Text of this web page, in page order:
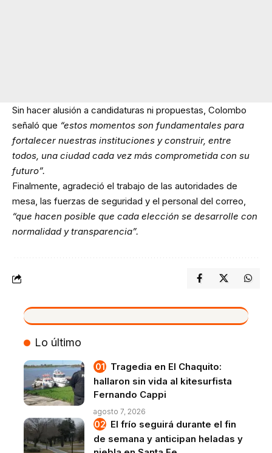
Sin hacer alusión a candidaturas ni propuestas, Colombo
señaló que “estos momentos son fundamentales para
fortalecer nuestras instituciones y construir, entre
todos, una ciudad cada vez más comprometida con su
futuro”.
Finalmente, agradeció el trabajo de las autoridades de
mesa, las fuerzas de seguridad y el personal del correo,
“que hacen posible que cada elección se desarrolle con
normalidad y transparencia”.
VIVO
Lo último
Tragedia en El Chaquito:
hallaron sin vida al kitesurfista
Fernando Cappi
agosto 7, 2026
El frío seguirá durante el fin
de semana y anticipan heladas y